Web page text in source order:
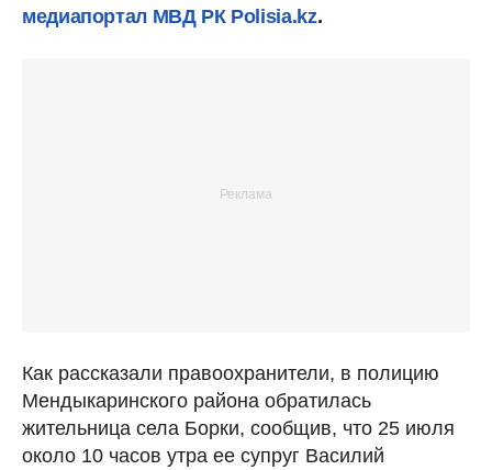
медиапортал МВД РК Polisia.kz.
Как рассказали правоохранители, в полицию
Мендыкаринского района обратилась
жительница села Борки, сообщив, что 25 июля
около 10 часов утра ее супруг Василий